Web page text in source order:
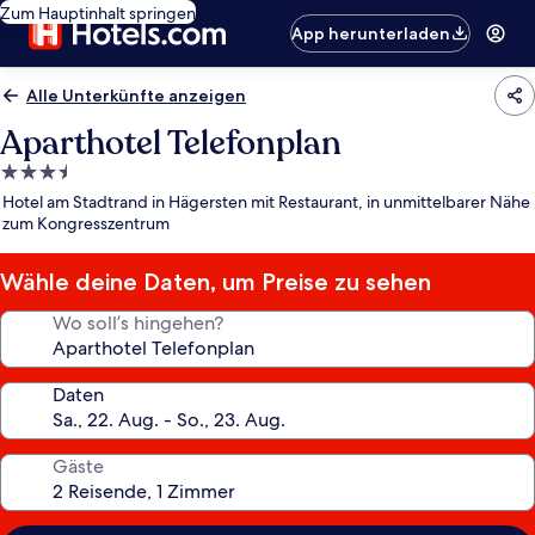
Zum Hauptinhalt springen
App herunterladen
Alle Unterkünfte anzeigen
Aparthotel Telefonplan
3.5-
Sterne-
Unterkunft
Hotel am Stadtrand in Hägersten mit Restaurant, in unmittelbarer Nähe
zum Kongresszentrum
Wähle deine Daten, um Preise zu sehen
Wo soll’s hingehen?
Daten
Gäste